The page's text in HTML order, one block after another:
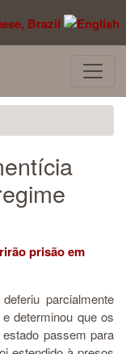
parcialmente
determinou que os
passem para